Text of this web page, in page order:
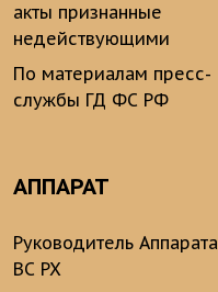
акты признанные
недействующими
По материалам пресс-
службы ГД ФС РФ
АППАРАТ
Руководитель Аппарата
ВС РХ